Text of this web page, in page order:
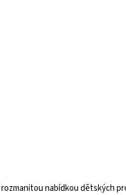
rozmanitou nabídkou dětských